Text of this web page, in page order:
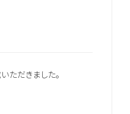
ただきました。